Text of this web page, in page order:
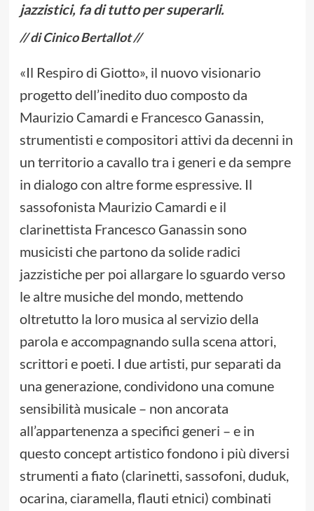
jazzistici, fa di tutto per superarli.
// di Cinico Bertallot //
«Il Respiro di Giotto», il nuovo visionario
progetto dell’inedito duo composto da
Maurizio Camardi e Francesco Ganassin,
strumentisti e compositori attivi da decenni in
un territorio a cavallo tra i generi e da sempre
in dialogo con altre forme espressive. Il
sassofonista Maurizio Camardi e il
clarinettista Francesco Ganassin sono
musicisti che partono da solide radici
jazzistiche per poi allargare lo sguardo verso
le altre musiche del mondo, mettendo
oltretutto la loro musica al servizio della
parola e accompagnando sulla scena attori,
scrittori e poeti. I due artisti, pur separati da
una generazione, condividono una comune
sensibilità musicale – non ancorata
all’appartenenza a specifici generi – e in
questo concept artistico fondono i più diversi
strumenti a fiato (clarinetti, sassofoni, duduk,
ocarina, ciaramella, flauti etnici) combinati